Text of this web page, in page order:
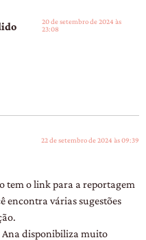
20 de setembro de 2024 às
23:08
22 de setembro de 2024 às 09:39
tem o link para a reportagem
encontra várias sugestões
Ana disponibiliza muito